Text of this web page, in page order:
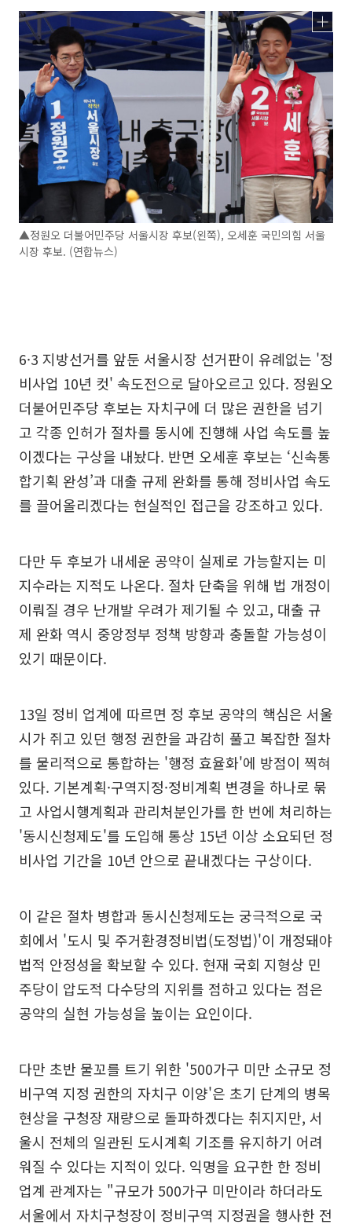
▲정원오 더불어민주당 서울시장 후보(왼쪽), 오세훈 국민의힘 서울
시장 후보. (연합뉴스)
6·3 지방선거를 앞둔 서울시장 선거판이 유례없는 '정
비사업 10년 컷' 속도전으로 달아오르고 있다. 정원오
더불어민주당 후보는 자치구에 더 많은 권한을 넘기
고 각종 인허가 절차를 동시에 진행해 사업 속도를 높
이겠다는 구상을 내놨다. 반면 오세훈 후보는 ‘신속통
합기획 완성’과 대출 규제 완화를 통해 정비사업 속도
를 끌어올리겠다는 현실적인 접근을 강조하고 있다.
다만 두 후보가 내세운 공약이 실제로 가능할지는 미
지수라는 지적도 나온다. 절차 단축을 위해 법 개정이
이뤄질 경우 난개발 우려가 제기될 수 있고, 대출 규
제 완화 역시 중앙정부 정책 방향과 충돌할 가능성이
있기 때문이다.
13일 정비 업계에 따르면 정 후보 공약의 핵심은 서울
시가 쥐고 있던 행정 권한을 과감히 풀고 복잡한 절차
를 물리적으로 통합하는 '행정 효율화'에 방점이 찍혀
있다. 기본계획·구역지정·정비계획 변경을 하나로 묶
고 사업시행계획과 관리처분인가를 한 번에 처리하는
'동시신청제도'를 도입해 통상 15년 이상 소요되던 정
비사업 기간을 10년 안으로 끝내겠다는 구상이다.
이 같은 절차 병합과 동시신청제도는 궁극적으로 국
회에서 '도시 및 주거환경정비법(도정법)'이 개정돼야
법적 안정성을 확보할 수 있다. 현재 국회 지형상 민
주당이 압도적 다수당의 지위를 점하고 있다는 점은
공약의 실현 가능성을 높이는 요인이다.
다만 초반 물꼬를 트기 위한 '500가구 미만 소규모 정
비구역 지정 권한의 자치구 이양'은 초기 단계의 병목
현상을 구청장 재량으로 돌파하겠다는 취지지만, 서
울시 전체의 일관된 도시계획 기조를 유지하기 어려
워질 수 있다는 지적이 있다. 익명을 요구한 한 정비
업계 관계자는 "규모가 500가구 미만이라 하더라도
서울에서 자치구청장이 정비구역 지정권을 행사한 전